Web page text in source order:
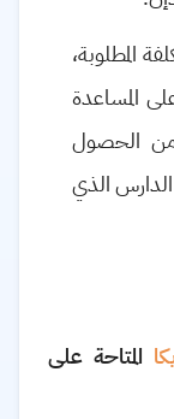
المطلوبة،
المساعدة
من الحصول
الذي
المتاحة على